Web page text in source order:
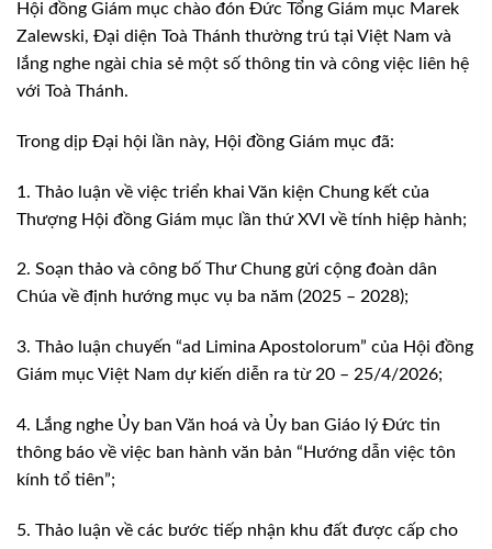
Hội đồng Giám mục chào đón Đức Tổng Giám mục Marek
Zalewski, Đại diện Toà Thánh thường trú tại Việt Nam và
lắng nghe ngài chia sẻ một số thông tin và công việc liên hệ
với Toà Thánh.
Trong dịp Đại hội lần này, Hội đồng Giám mục đã:
1. Thảo luận về việc triển khai Văn kiện Chung kết của
Thượng Hội đồng Giám mục lần thứ XVI về tính hiệp hành;
2. Soạn thảo và công bố Thư Chung gửi cộng đoàn dân
Chúa về định hướng mục vụ ba năm (2025 – 2028);
3. Thảo luận chuyến “ad Limina Apostolorum” của Hội đồng
Giám mục Việt Nam dự kiến diễn ra từ 20 – 25/4/2026;
4. Lắng nghe Ủy ban Văn hoá và Ủy ban Giáo lý Đức tin
thông báo về việc ban hành văn bản “Hướng dẫn việc tôn
kính tổ tiên”;
5. Thảo luận về các bước tiếp nhận khu đất được cấp cho